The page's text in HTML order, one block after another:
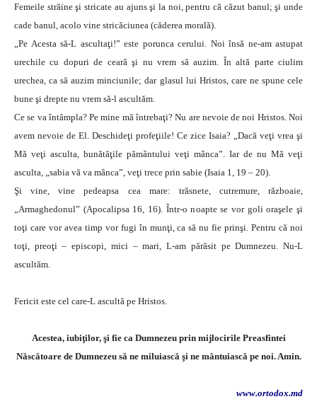
Femeile străine şi stricate au ajuns şi la noi, pentru că căzut banul; şi unde
cade banul, acolo vine stricăciunea (căderea morală).
„Pe Acesta să-L ascultaţi!” este porunca cerului. Noi însă ne-am astupat
urechile cu dopuri de ceară şi nu vrem să auzim. În altă parte ciulim
urechea, ca să auzim minciunile; dar glasul lui Hristos, care ne spune cele
bune şi drepte nu vrem să-l ascultăm.
Ce se va întâmpla? Pe mine mă întrebaţi? Nu are nevoie de noi Hristos. Noi
avem nevoie de El. Deschideţi profeţiile! Ce zice Isaia? „Dacă veţi vrea şi
Mă veţi asculta, bunătăţile pământului veţi mânca”. Iar de nu Mă veţi
asculta, „sabia vă va mânca”, veţi trece prin sabie (Isaia 1, 19 – 20).
Şi vine, vine pedeapsa cea mare: trăsnete, cutremure, războaie,
„Armaghedonul” (Apocalipsa 16, 16). Într-o noapte se vor goli oraşele şi
toţi care vor avea timp vor fugi în munţi, ca să nu fie prinşi. Pentru că noi
toţi, preoţi – episcopi, mici – mari, L-am părăsit pe Dumnezeu. Nu-L
ascultăm.
Fericit este cel care-L ascultă pe Hristos.
Acestea, iubiţilor, şi fie ca Dumnezeu prin mijlocirile Preasfintei
Născătoare de Dumnezeu să ne miluiască şi ne mântuiască pe noi. Amin.
www.ortodox.md